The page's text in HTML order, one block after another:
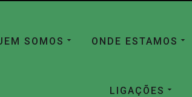
SOMOS ONDE ESTAMOS
LIGAÇÕES